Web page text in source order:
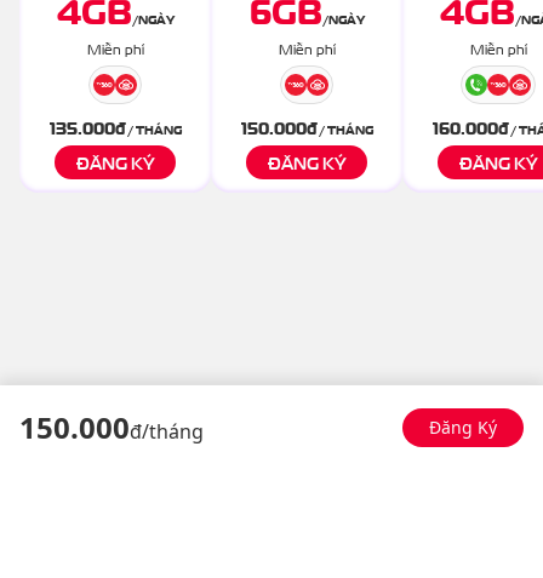
/NGÀY
Miễn phí
135.000đ/ THÁNG
ĐĂNG KÝ
/NGÀY
Miễn phí
150.000đ/ THÁNG
ĐĂNG KÝ
/
Miễn phí
160.000đ/
ĐĂNG KÝ
150.000đ/tháng Đăng Ký